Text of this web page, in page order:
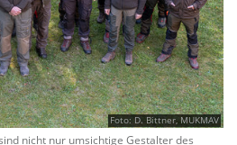
Foto: D. Bittner, MUKMAV
nicht nur umsichtige Gestalter des